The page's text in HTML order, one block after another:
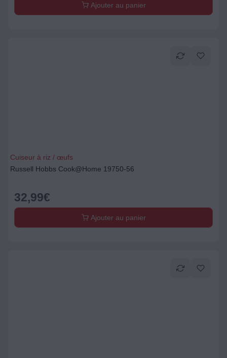
Ajouter au panier
Cuiseur à riz / œufs
Russell Hobbs Cook@Home 19750-56
32,99€
Ajouter au panier